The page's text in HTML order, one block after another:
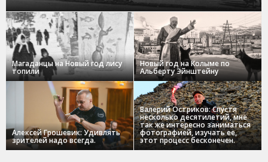
Магаданцы на Новый год лису
топили
Новый год на Колыме по
Альберту Эйнштейну
Алексей Грошевик: Удивлять
зрителей надо всегда.
Валерий Остриков: Спустя
несколько десятилетий, мне
так же интересно заниматься
фотографией, изучать ее,
этот процесс бесконечен.